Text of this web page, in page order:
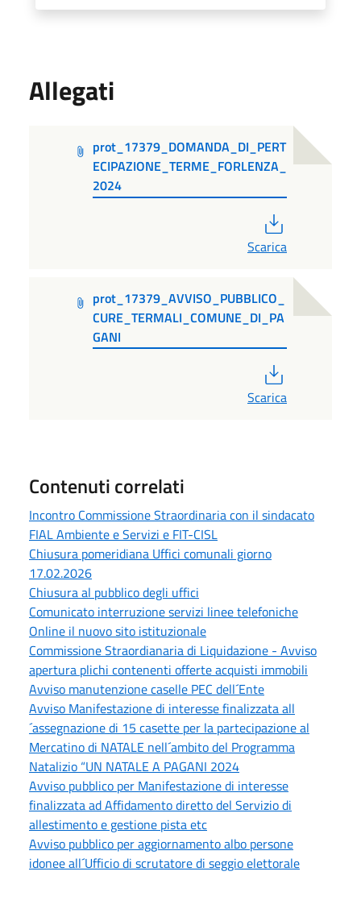
Allegati
prot_17379_DOMANDA_DI_PERT
ECIPAZIONE_TERME_FORLENZA_
2024
Scarica
prot_17379_AVVISO_PUBBLICO_
CURE_TERMALI_COMUNE_DI_PA
GANI
Scarica
Contenuti correlati
Incontro Commissione Straordinaria con il sindacato
FIAL Ambiente e Servizi e FIT-CISL
Chiusura pomeridiana Uffici comunali giorno
17.02.2026
Chiusura al pubblico degli uffici
Comunicato interruzione servizi linee telefoniche
Online il nuovo sito istituzionale
Commissione Straordianaria di Liquidazione - Avviso
apertura plichi contenenti offerte acquisti immobili
Avviso manutenzione caselle PEC dell´Ente
Avviso Manifestazione di interesse finalizzata all
´assegnazione di 15 casette per la partecipazione al
Mercatino di NATALE nell´ambito del Programma
Natalizio “UN NATALE A PAGANI 2024
Avviso pubblico per Manifestazione di interesse
finalizzata ad Affidamento diretto del Servizio di
allestimento e gestione pista etc
Avviso pubblico per aggiornamento albo persone
idonee all´Ufficio di scrutatore di seggio elettorale